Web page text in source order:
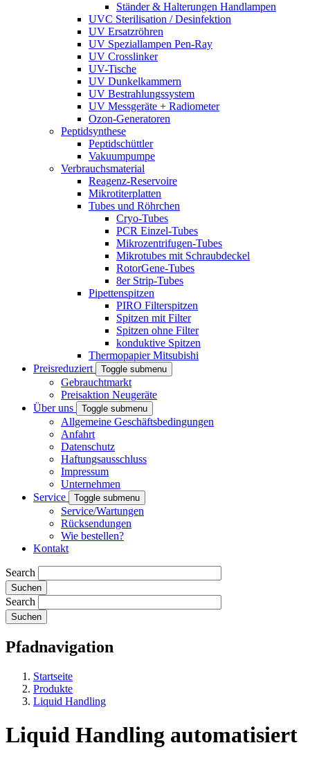
Ständer & Halterungen Handlampen
UVC Sterilisation / Desinfektion
UV Ersatzröhren
UV Speziallampen Pen-Ray
UV Crosslinker
UV-Tische
UV Dunkelkammern
UV Bestrahlungssystem
UV Messgeräte + Radiometer
Ozon-Generatoren
Peptidsynthese
Peptidschüttler
Vakuumpumpe
Verbrauchsmaterial
Reagenz-Reservoire
Mikrotiterplatten
Tubes und Röhrchen
Cryo-Tubes
PCR Einzel-Tubes
Mikrozentrifugen-Tubes
Mikrotubes mit Schraubdeckel
RotorGene-Tubes
8er Strip-Tubes
Pipettenspitzen
PIRO Filterspitzen
Spitzen mit Filter
Spitzen ohne Filter
konduktive Spitzen
Thermopapier Mitsubishi
Preisreduziert
Toggle submenu
Gebrauchtmarkt
Preisaktion Neugeräte
Über uns
Toggle submenu
Allgemeine Geschäftsbedingungen
Anfahrt
Datenschutz
Haftungsausschluss
Impressum
Unternehmen
Service
Toggle submenu
Service/Wartungen
Rücksendungen
Wie bestellen?
Kontakt
Search
Search
Pfadnavigation
Startseite
Produkte
Liquid Handling
Liquid Handling automatisiert